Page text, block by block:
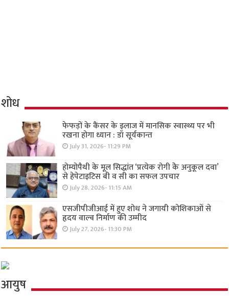
शोध
फेफड़ों के कैंसर के इलाज में मानसिक स्वास्थ्य पर भी
रखना होगा ध्यान : डॉ सूर्यकान्त
July 31, 2026- 11:29 PM
होम्योपैथी के मूल सिद्धांत ‘प्रत्येक रोगी केे अनुकूल दवा’
से हेपेटाइटिस बी व सी का सफल उपचार
July 28, 2026- 11:15 AM
एसजीपीजीआई में हुए शोध ने जगायी कोशिकाओं से
हृदय वाल्व निर्माण की उम्मीद
July 27, 2026- 11:30 PM
आयुष